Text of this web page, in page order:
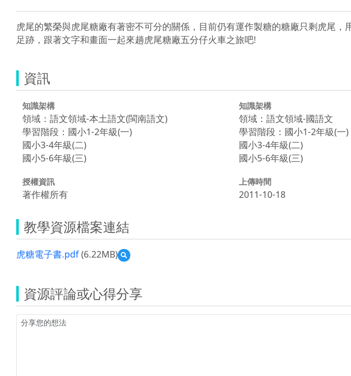
虎尾的繁榮與虎尾糖廠有著密不可分的關係，目前仍有運作製糖的糖廠只剩虎尾
足跡，跟著文字和畫面一起來趟虎尾糖廠五分仔火車之旅吧!
資訊
知識架構
領域：語文領域-本土語文(閩南語文)
學習階段：國小1-2年級(一)
國小3-4年級(二)
國小5-6年級(三)
知識架構
領域：語文領域-國語文
學習階段：國小1-2年級(一)
國小3-4年級(二)
國小5-6年級(三)
授權資訊
著作權所有
上傳時間
2011-10-18
教學資源檔案連結
虎糖電子書.pdf(6.22MB)
預
覽
電
書.pdf
資源評論或心得分享